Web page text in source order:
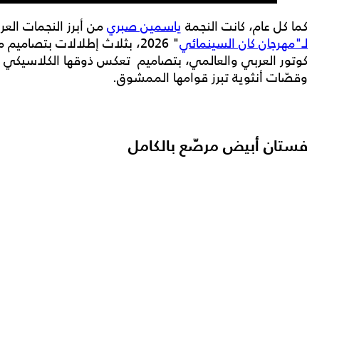
كما كل عام، كانت النجمة ياسمين صبريمن أبرز النجمات
لـ"مهرجان كان السينمائي
" 2026، بثلاث إطلالات
كوتور العربي والعالمي، بتصاميم تعكس ذوقها الكلاسيكي
وقصّات أنثوية تبرز قوامها الممشوق.
فستان أبيض مرصّع بالكامل